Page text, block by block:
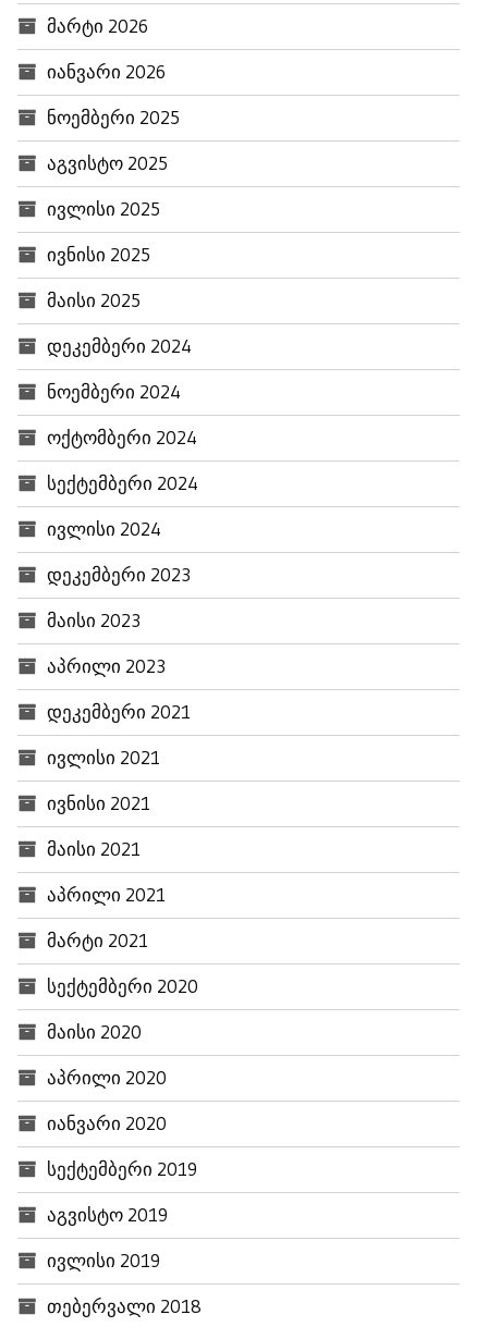
მარტი 2026
იანვარი 2026
ნოემბერი 2025
აგვისტო 2025
ივლისი 2025
ივნისი 2025
მაისი 2025
დეკემბერი 2024
ნოემბერი 2024
ოქტომბერი 2024
სექტემბერი 2024
ივლისი 2024
დეკემბერი 2023
მაისი 2023
აპრილი 2023
დეკემბერი 2021
ივლისი 2021
ივნისი 2021
მაისი 2021
აპრილი 2021
მარტი 2021
სექტემბერი 2020
მაისი 2020
აპრილი 2020
იანვარი 2020
სექტემბერი 2019
აგვისტო 2019
ივლისი 2019
თებერვალი 2018